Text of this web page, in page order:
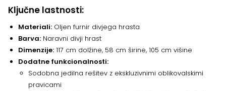
Ključne lastnosti:
Materiali: Oljen furnir divjega hrasta
Barva: Naravni divji hrast
Dimenzije: 117 cm dolžine, 58 cm širine, 105 cm višine
Dodatne funkcionalnosti:
Sodobna jedilna rešitev z ekskluzivnimi oblikovalskimi
pravicami